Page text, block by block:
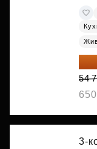
48
54
3-